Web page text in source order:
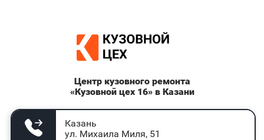
Центр кузовного ремонта
«Кузовной цех 16» в Казани
Казань
ул. Михаила Миля, 51